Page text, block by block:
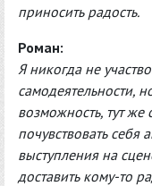
приносить радость.
Роман:
Я никогда не
самодеятельности,
возможность, тут
почувствовать себя
выступления на
доставить кому-то